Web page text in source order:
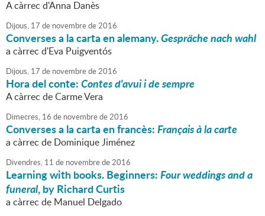
A càrrec d'Anna Danès
Dijous, 17 de novembrede2016
Converses a la carta en alemany.Gespräche nach wahl
a càrrec d'Eva Puigventós
Dijous, 17 de novembrede2016
Hora del conte:Contes d'avui i de sempre
A càrrec de Carme Vera
Dimecres, 16 de novembrede2016
Converses a la carta en francès:Français à la carte
a càrrec de Dominique Jiménez
Divendres, 11 de novembrede2016
Learning with books. Beginners:Four weddings and a
funeral, by Richard Curtis
a càrrec de Manuel Delgado